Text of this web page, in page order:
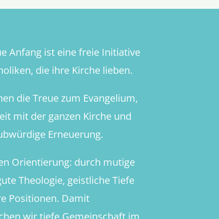
Anfang ist eine freie Initiative
die ihre Kirche lieben.
die Treue zum Evangelium,
mit der ganzen Kirche und
Erneuerung.
Orientierung: durch mutige
Theologie, geistliche Tiefe
Positionen. Damit